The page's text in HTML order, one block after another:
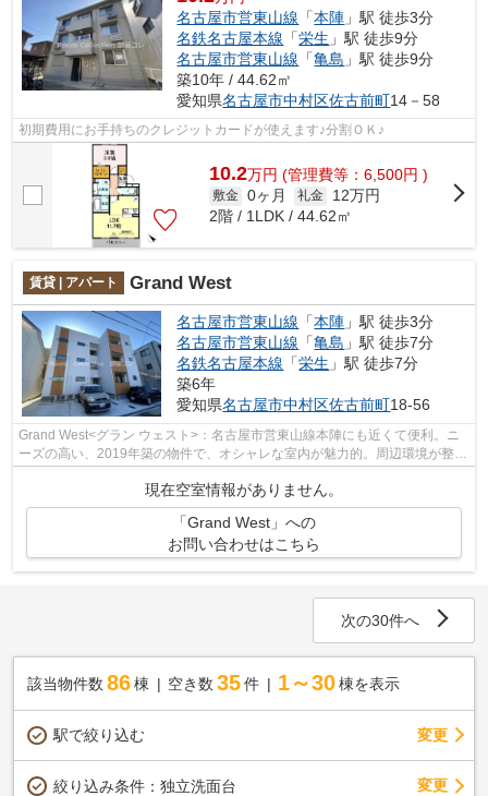
名古屋市営東山線 「本陣 」駅 徒歩3分
名鉄名古屋本線 「栄生 」駅 徒歩9分
名古屋市営東山線 「亀島 」駅 徒歩9分
築10年 / 44.62㎡
愛知県名古屋市中村区佐古前町14－58
初期費用にお手持ちのクレジットカードが使えます♪分割ＯＫ♪
10.2万円 (管理費等：6,500円 )
敷金 0ヶ月 礼金
12万円
2階 / 1LDK / 44.62㎡
賃貸 | アパート Grand West
名古屋市営東山線 「本陣 」駅 徒歩3分
名古屋市営東山線 「亀島 」駅 徒歩7分
名鉄名古屋本線 「栄生 」駅 徒歩7分
築6年
愛知県名古屋市中村区佐古前町18-56
Grand West<グラン ウェスト>：名古屋市営東山線本陣にも近くて便利。ニ
ーズの高い、2019年築の物件で、オシャレな室内が魅力的。周辺環境が整っ
ていることの多い、充実のアパー...
現在空室情報がありません。
「Grand West」への
お問い合わせはこちら
次の30件へ
該当物件数 86棟 空き数 35 件 1～30 棟を表示
駅で絞り込む 変更
絞り込み条件： 独立洗面台 変更